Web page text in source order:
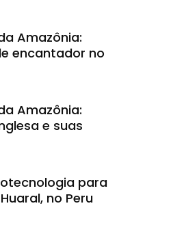
Amazônia:
encantador no
Amazônia:
e suas
para
no Peru